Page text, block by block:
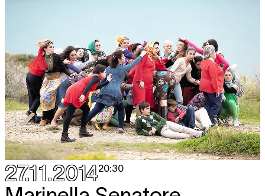
27.11.201420:30